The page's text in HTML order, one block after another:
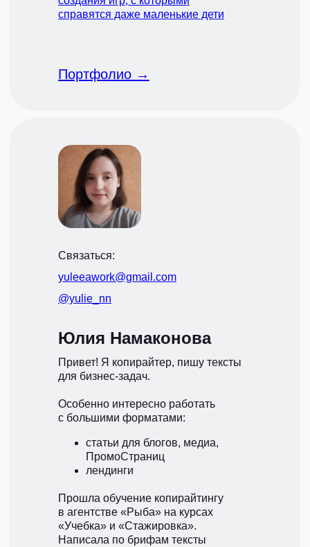
справятся даже маленькие дети
Портфолио →
Юлия Намаконова
Привет! Я копирайтер, пишу тексты
для бизнес-задач.
Особенно интересно работать
с большими форматами:
статьи для блогов, медиа,
ПромоСтраниц
лендинги
Прошла обучение копирайтингу
в агентстве «Рыба» на курсах
«Учебка» и «Стажировка».
Написала по брифам тексты
Связаться:
@yulie_nn
yuleeawork@gmail.com